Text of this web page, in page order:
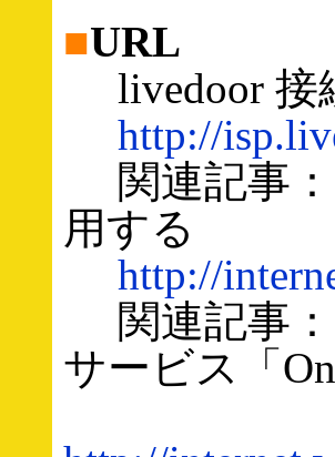
■URL
livedoor 接
http://
関連記事：
用する
http://
関連記事：
サービス「